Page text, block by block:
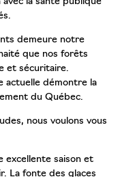
demeure notre
que nos forêts
et sécuritaire.
actuelle démontre la
du Québec.
nous voulons vous
excellente saison et
La fonte des glaces